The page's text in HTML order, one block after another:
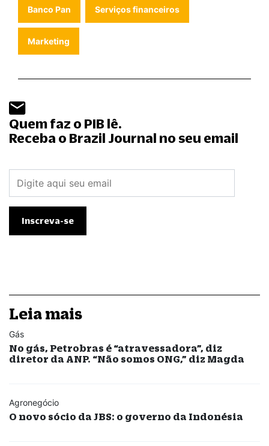
Banco Pan Serviços financeiros
Marketing
Quem faz o PIB lê.
Receba o Brazil Journal no seu email
Leia mais
Gás
No gás, Petrobras é “atravessadora”, diz
diretor da ANP. “Não somos ONG,” diz Magda
Agronegócio
O novo sócio da JBS: o governo da Indonésia